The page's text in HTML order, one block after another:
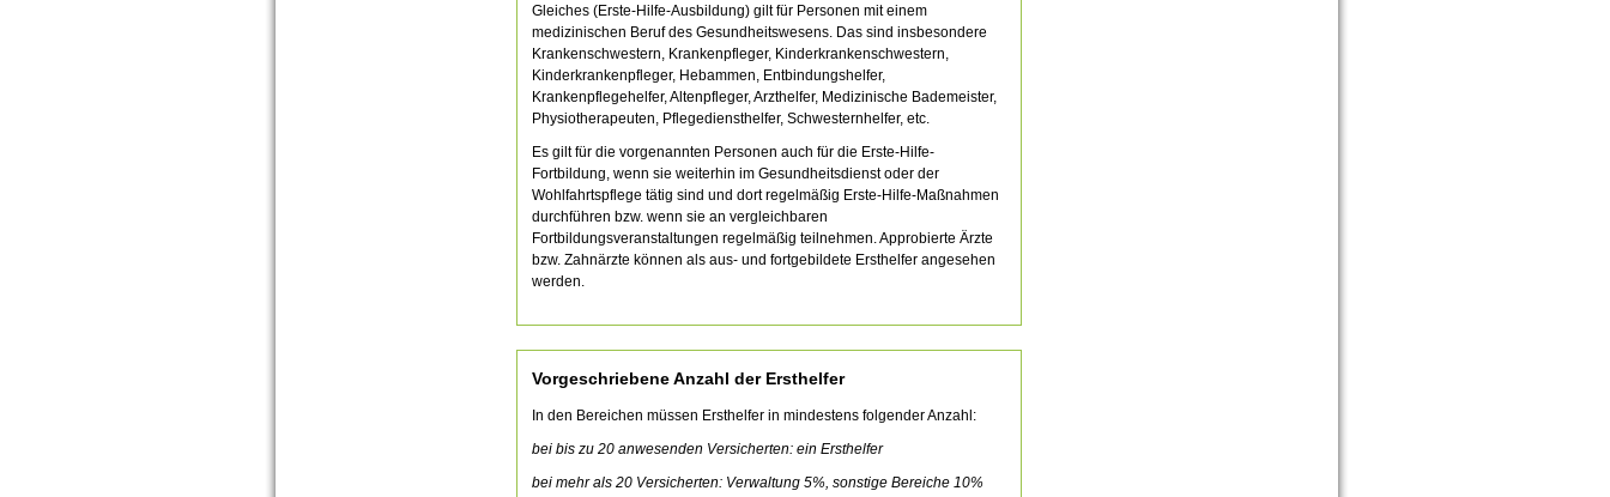
Gleiches (Erste-Hilfe-Ausbildung) gilt für Personen mit einem
medizinischen Beruf des Gesundheitswesens. Das sind insbesondere
Krankenschwestern, Krankenpfleger, Kinderkrankenschwestern,
Kinderkrankenpfleger, Hebammen, Entbindungshelfer,
Krankenpflegehelfer, Altenpfleger, Arzthelfer, Medizinische Bademeister,
Physiotherapeuten, Pflegediensthelfer, Schwesternhelfer, etc.
Es gilt für die vorgenannten Personen auch für die Erste-Hilfe-
Fortbildung, wenn sie weiterhin im Gesundheitsdienst oder der
Wohlfahrtspflege tätig sind und dort regelmäßig Erste-Hilfe-Maßnahmen
durchführen bzw. wenn sie an vergleichbaren
Fortbildungsveranstaltungen regelmäßig teilnehmen. Approbierte Ärzte
bzw. Zahnärzte können als aus- und fortgebildete Ersthelfer angesehen
werden.
Vorgeschriebene Anzahl der Ersthelfer
In den Bereichen müssen Ersthelfer in mindestens folgender Anzahl:
bei bis zu 20 anwesenden Versicherten: ein Ersthelfer
bei mehr als 20 Versicherten: Verwaltung 5%, sonstige Bereiche 10%